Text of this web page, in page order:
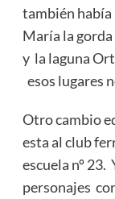
también había
María la
y la laguna
esos lugares
Otro cambio
esta al club
escuela nº 23.
personajes